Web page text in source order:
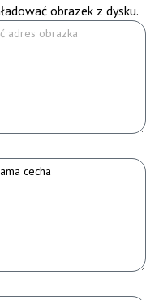
obrazek z dysku.